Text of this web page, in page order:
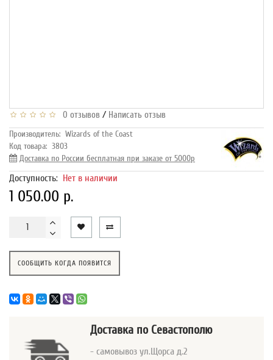
0 отзывов / Написать отзыв
Производитель: Wizards of the Coast
Код товара: 3803
Доставка по России бесплатная при заказе от 5000р
Доступность: Нет в наличии
1 050.00 р.
СООБЩИТЬ КОГДА ПОЯВИТСЯ
Доставка по Севастополю
- самовывоз ул.Щорса д.2